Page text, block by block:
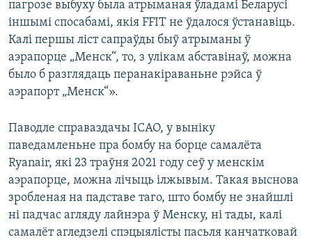
пагрозе выбуху была атрыманая ўладамі Беларусі
іншымі спосабамі, якія FFIT не ўдалося ўстанавіць.
Калі першы ліст сапраўды быў атрыманы ў
аэрапорце „Менск“, то, з улікам абставінаў, можна
было б разглядаць перанакіраваньне рэйса ў
аэрапорт „Менск“».
Паводле справаздачы ІCАО, у выніку
паведамленьне пра бомбу на борце самалёта
Ryanair, які 23 траўня 2021 году сеў у менскім
аэрапорце, можна лічыць ілжывым. Такая выснова
зробленая на падставе таго, што бомбу не знайшлі
ні падчас агляду лайнэра ў Менску, ні тады, калі
самалёт агледзелі спэцыялісты пасьля канчатковай